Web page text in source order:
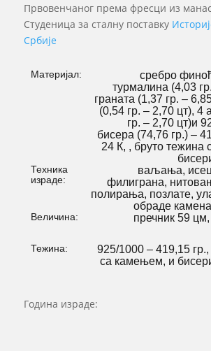
Првовенчаног према фресци из
Студеница за сталну поставку
Србије
Материјал:
сребро
турмалина (4,03
граната (1,37 гр. –
(0,54 гр. – 2,70 цт), 4
гр. – 2,70 цт)и
бисера (74,76 гр.) –
24 К, , бруто тежина
Техника
израде:
ваљања,
филиграна,
полирања, позлате,
обраде
Величина: пречник 59
Тежина:
925/1000 – 419,15
са камењем, и
Година израде: